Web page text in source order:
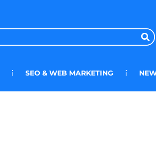
SEO & WEB MARKETING